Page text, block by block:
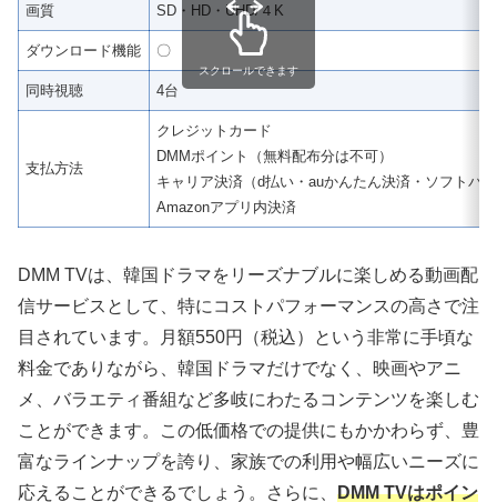
画質 SD・HD・UHD/４K
ダウンロード機能 〇
同時視聴 4台
支払方法
クレジットカード
DMMポイント（無料配布分は不可）
キャリア決済（d払い・auかんたん決済・ソフトバ
Amazonアプリ内決済
スクロールできます
DMM TVは、韓国ドラマをリーズナブルに楽しめる動画配
信サービスとして、特にコストパフォーマンスの高さで注
目されています。月額550円（税込）という非常に手頃な
料金でありながら、韓国ドラマだけでなく、映画やアニ
メ、バラエティ番組など多岐にわたるコンテンツを楽しむ
ことができます。この低価格での提供にもかかわらず、豊
富なラインナップを誇り、家族での利用や幅広いニーズに
応えることができるでしょう。さらに、 DMM TVはポイン